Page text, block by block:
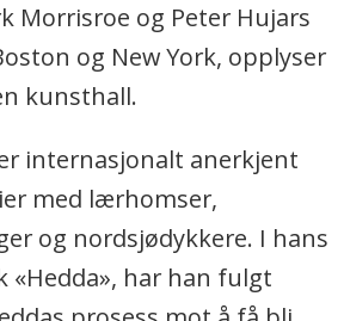
Morrisroe og Peter Hujars
og New York, opplyser
kunsthall.
internasjonalt anerkjent
med lærhomser,
og nordsjødykkere. I hans
«Hedda», har han fulgt